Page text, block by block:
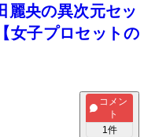
央の異次元セッ
女子プロセットの
コメン
ト
1件